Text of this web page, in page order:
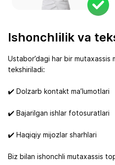
Ishonchlilik va
Ustabor’dagi har bir
tekshiriladi:
✔️ Dolzarb kontakt ma’lumotlari
✔️ Bajarilgan ishlar fotosuratlari
✔️ Haqiqiy mijozlar sharhlari
Biz bilan ishonchli mutaxassis